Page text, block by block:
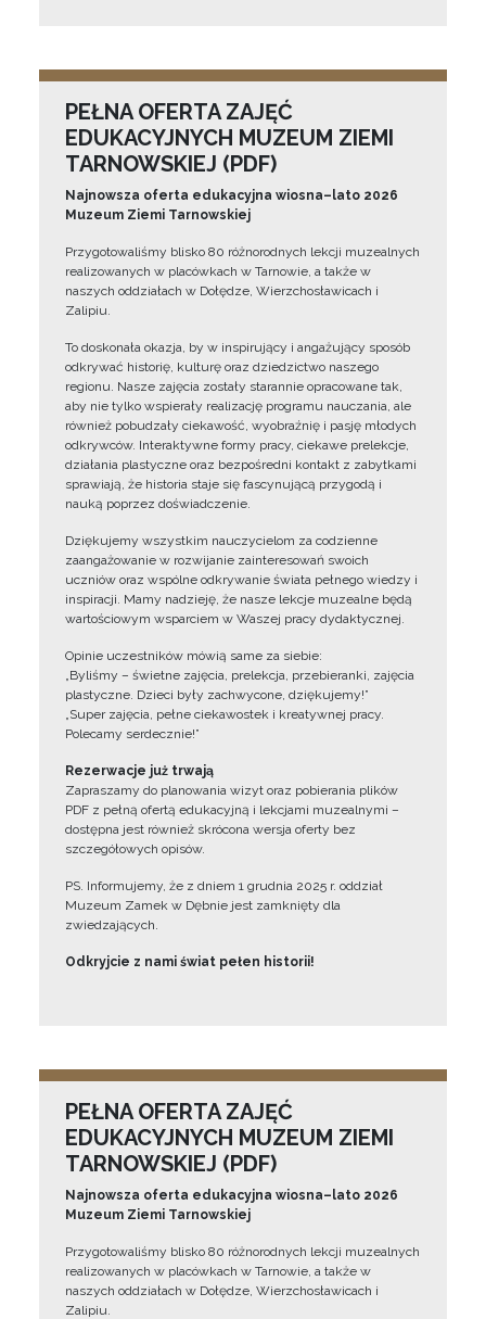
PEŁNA OFERTA ZAJĘĆ
EDUKACYJNYCH MUZEUM ZIEMI
TARNOWSKIEJ (PDF)
Najnowsza oferta edukacyjna wiosna–lato 2026
Muzeum Ziemi Tarnowskiej
Przygotowaliśmy blisko 80 różnorodnych lekcji muzealnych
realizowanych w placówkach w Tarnowie, a także w
naszych oddziałach w Dołędze, Wierzchosławicach i
Zalipiu.
To doskonała okazja, by w inspirujący i angażujący sposób
odkrywać historię, kulturę oraz dziedzictwo naszego
regionu. Nasze zajęcia zostały starannie opracowane tak,
aby nie tylko wspierały realizację programu nauczania, ale
również pobudzały ciekawość, wyobraźnię i pasję młodych
odkrywców. Interaktywne formy pracy, ciekawe prelekcje,
działania plastyczne oraz bezpośredni kontakt z zabytkami
sprawiają, że historia staje się fascynującą przygodą i
nauką poprzez doświadczenie.
Dziękujemy wszystkim nauczycielom za codzienne
zaangażowanie w rozwijanie zainteresowań swoich
uczniów oraz wspólne odkrywanie świata pełnego wiedzy i
inspiracji. Mamy nadzieję, że nasze lekcje muzealne będą
wartościowym wsparciem w Waszej pracy dydaktycznej.
Opinie uczestników mówią same za siebie:
„Byliśmy – świetne zajęcia, prelekcja, przebieranki, zajęcia
plastyczne. Dzieci były zachwycone, dziękujemy!”
„Super zajęcia, pełne ciekawostek i kreatywnej pracy.
Polecamy serdecznie!”
Rezerwacje już trwają
Zapraszamy do planowania wizyt oraz pobierania plików
PDF z pełną ofertą edukacyjną i lekcjami muzealnymi –
dostępna jest również skrócona wersja oferty bez
szczegółowych opisów.
PS. Informujemy, że z dniem 1 grudnia 2025 r. oddział
Muzeum Zamek w Dębnie jest zamknięty dla
zwiedzających.
Odkryjcie z nami świat pełen historii!
PEŁNA OFERTA ZAJĘĆ
EDUKACYJNYCH MUZEUM ZIEMI
TARNOWSKIEJ (PDF)
Najnowsza oferta edukacyjna wiosna–lato 2026
Muzeum Ziemi Tarnowskiej
Przygotowaliśmy blisko 80 różnorodnych lekcji muzealnych
realizowanych w placówkach w Tarnowie, a także w
naszych oddziałach w Dołędze, Wierzchosławicach i
Zalipiu.